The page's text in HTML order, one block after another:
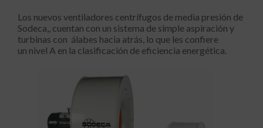
Los nuevos ventiladores centrífugos de media presión de
Sodeca,, cuentan con un sistema de simple aspiración y
turbinas con álabes hacia atrás, lo que les confiere
un nivel A en la clasificación de eficiencia energética.